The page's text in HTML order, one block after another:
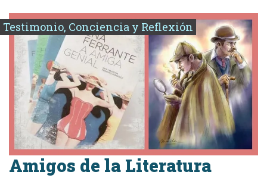
Testimonio, Conciencia y Reflexión
Amigos de la Literatura